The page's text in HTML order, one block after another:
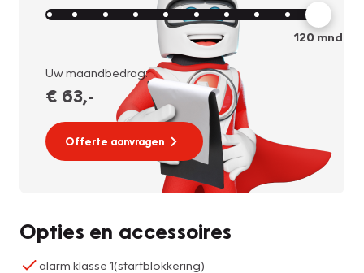
120mnd
Uw maandbedrag:
€ 63,-
Offerte aanvragen
Opties en accessoires
alarm klasse 1(startblokkering)